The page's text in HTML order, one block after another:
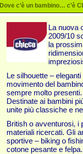
Dove c’è un bambino… c’è
La nuova
2009/10
la
Le silhouette –
movimento del
sempre molto presenti.
Destinate ai bambini
unite più classiche e
British o avventurosi, i
materiali ricercati. Gli
sportive – biking o
cotone pesante e felpa.